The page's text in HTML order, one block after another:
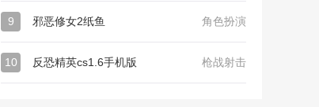
9 邪恶修女2纸鱼 角色扮演
10 反恐精英cs1.6手机版 枪战射击